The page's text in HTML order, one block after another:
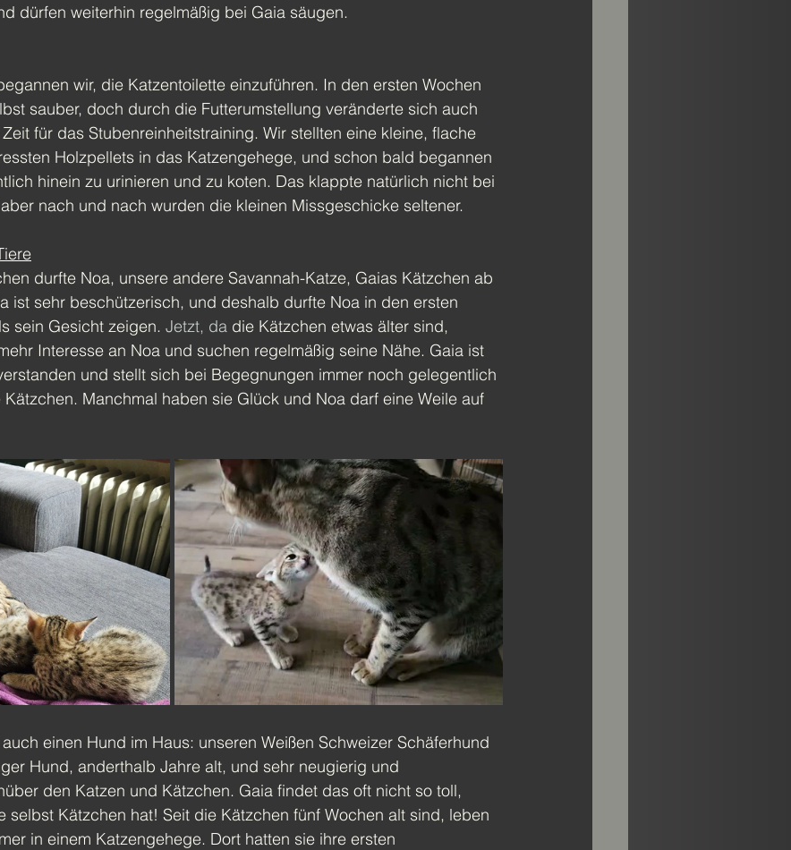
dürfen weiterhin regelmäßig bei Gaia säugen.
wir, die Katzentoilette einzuführen. In den ersten Wochen
sauber, doch durch die Futterumstellung veränderte sich auch
für das Stubenreinheitstraining. Wir stellten eine kleine, flache
Holzpellets in das Katzengehege, und schon bald begannen
hinein zu urinieren und zu koten. Das klappte natürlich nicht bei
nach und nach wurden die kleinen Missgeschicke seltener.
durfte Noa, unsere andere Savannah-Katze, Gaias Kätzchen ab
ist sehr beschützerisch, und deshalb durfte Noa in den ersten
sein Gesicht zeigen. Jetzt, da die Kätzchen etwas älter sind,
Interesse an Noa und suchen regelmäßig seine Nähe. Gaia ist
und stellt sich bei Begegnungen immer noch gelegentlich
Manchmal haben sie Glück und Noa darf eine Weile auf
einen Hund im Haus: unseren Weißen Schweizer Schäferhund
Hund, anderthalb Jahre alt, und sehr neugierig und
den Katzen und Kätzchen. Gaia findet das oft nicht so toll,
selbst Kätzchen hat! Seit die Kätzchen fünf Wochen alt sind, leben
in einem Katzengehege. Dort hatten sie ihre ersten